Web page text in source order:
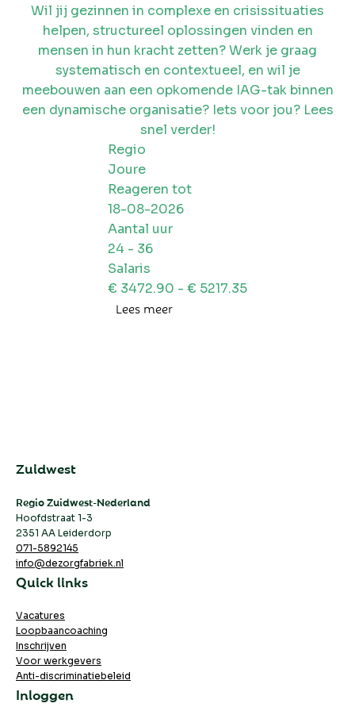
Wil jij gezinnen in complexe en crisissituaties
helpen, structureel oplossingen vinden en
mensen in hun kracht zetten? Werk je graag
systematisch en contextueel, en wil je
meebouwen aan een opkomende IAG-tak binnen
een dynamische organisatie? Iets voor jou? Lees
snel verder!
Regio
Joure
Reageren tot
18-08-2026
Aantal uur
24 - 36
Salaris
€ 3472.90 - € 5217.35
Lees meer
Zuidwest
Regio Zuidwest-Nederland
Hoofdstraat 1-3
2351 AA Leiderdorp
071-5892145
info@dezorgfabriek.nl
Quick links
Vacatures
Loopbaancoaching
Inschrijven
Voor werkgevers
Anti-discriminatiebeleid
Inloggen